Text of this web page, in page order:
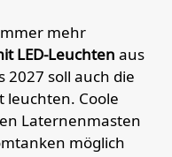
mehr
LED-Leuchten aus
2027 soll auch die
leuchten. Coole
Laternenmasten
möglich